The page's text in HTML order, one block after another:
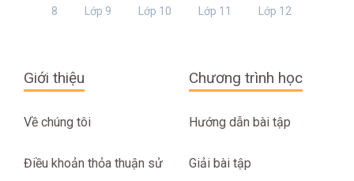
8
Lớp 9 Lớp 10 Lớp 11 Lớp 12
Giới thiệu
Về chúng tôi
Điều khoản thỏa thuận sử
Chương trình học
Hướng dẫn bài tập
Giải bài tập